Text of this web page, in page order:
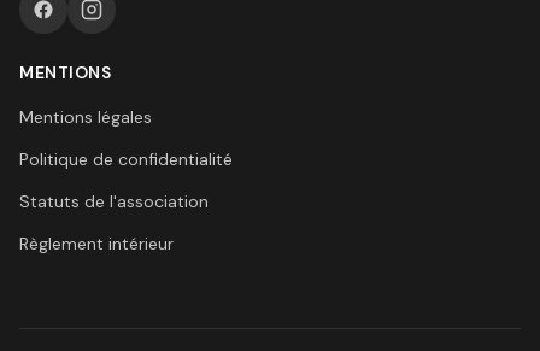
MENTIONS
Mentions légales
Politique de confidentialité
Statuts de l'association
Règlement intérieur